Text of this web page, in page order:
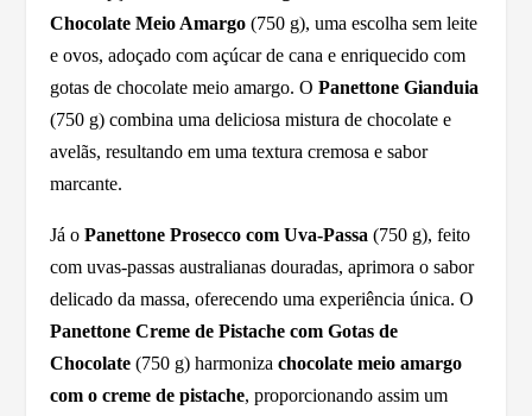
Chocolate Meio Amargo (750 g), uma escolha sem leite
e ovos, adoçado com açúcar de cana e enriquecido com
gotas de chocolate meio amargo. OPanettone Gianduia
(750 g) combina uma deliciosa mistura de chocolate e
avelãs, resultando em uma textura cremosa e sabor
marcante.
Já oPanettone Prosecco com Uva-Passa (750 g), feito
com uvas-passas australianas douradas, aprimora o sabor
delicado da massa, oferecendo uma experiência única. O
Panettone Creme de Pistache com Gotas de
Chocolate (750 g) harmonizachocolate meio amargo
com o creme de pistache, proporcionando assim um